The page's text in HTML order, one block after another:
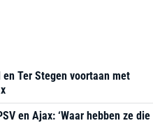
Ter Stegen voortaan met
en Ajax: ‘Waar hebben ze die